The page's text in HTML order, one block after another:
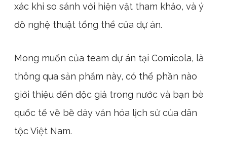
xác khi so sánh với hiện vật tham khảo, và ý
đồ nghệ thuật tổng thể của dự án.
Mong muốn của team dự án tại Comicola, là
thông qua sản phẩm này, có thể phần nào
giới thiệu đến độc giả trong nước và bạn bè
quốc tế về bề dày văn hóa lịch sử của dân
tộc Việt Nam.